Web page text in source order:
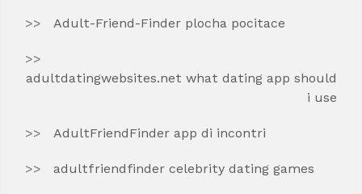
Adult-Friend-Finder plocha pocitace
adultdatingwebsites.net what dating app should
i use
AdultFriendFinder app di incontri
adultfriendfinder celebrity dating games